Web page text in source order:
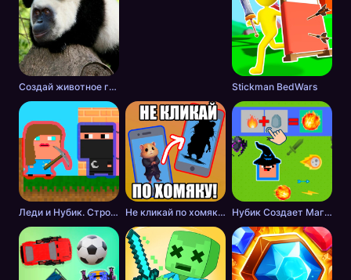
Создай животное головоломка Stickman BedWars
Леди и Нубик. Строить и копать Не кликай по хомяку! Нубик Создает Магию